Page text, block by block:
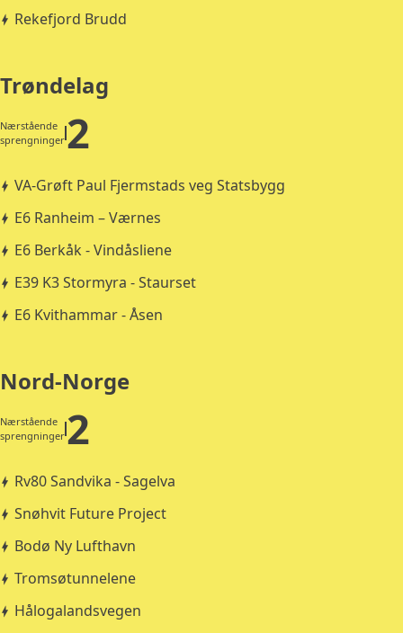
Rekefjord Brudd
Trøndelag
Nærstående
sprengninger 2
VA-Grøft Paul Fjermstads veg Statsbygg
E6 Ranheim – Værnes
E6 Berkåk - Vindåsliene
E39 K3 Stormyra - Staurset
E6 Kvithammar - Åsen
Nord-Norge
Nærstående
sprengninger 2
Rv80 Sandvika - Sagelva
Snøhvit Future Project
Bodø Ny Lufthavn
Tromsøtunnelene
Hålogalandsvegen